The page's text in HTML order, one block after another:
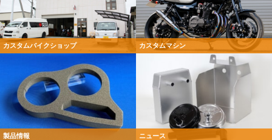
カスタムバイクショップ カスタムマシン
製品情報 ニュース